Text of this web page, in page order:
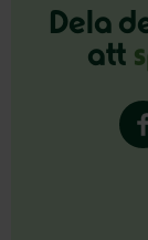
Dela
att